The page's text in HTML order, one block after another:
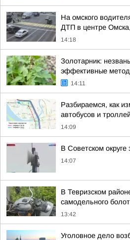
На омского
ДТП в центре
14:18
Золотарник:
эффективные
14:11
Разбираемся, как
автобусов и
14:09
В Советском
14:07
В Тевризском
самодельного
13:42
Уголовное дело